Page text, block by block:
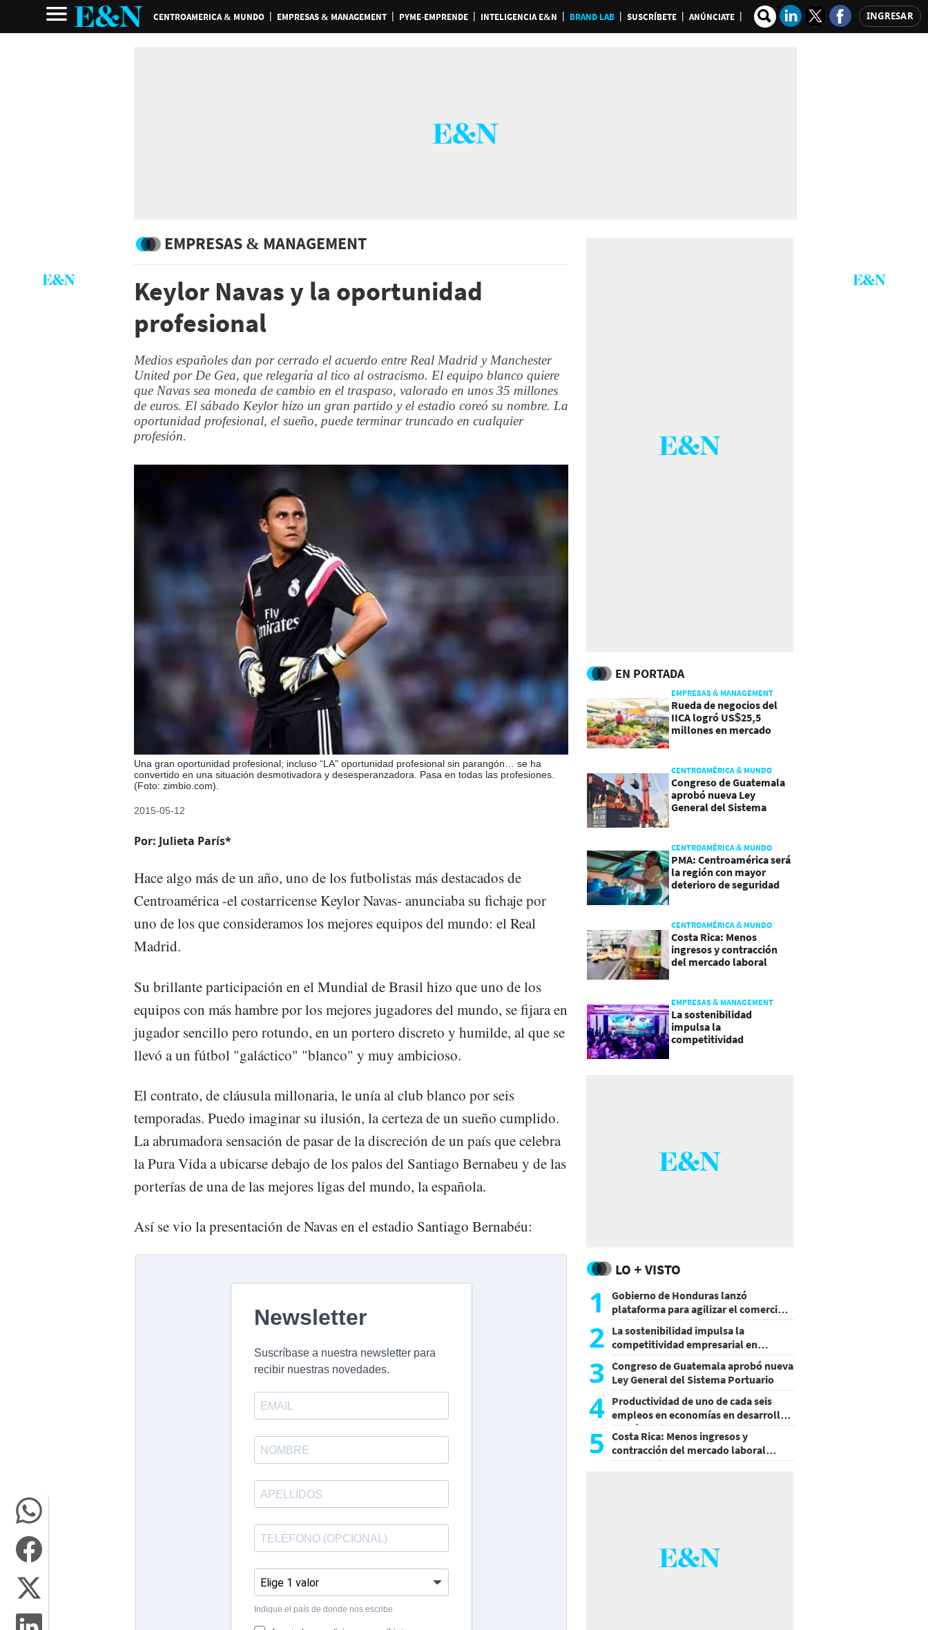
CENTROAMERICA & MUNDO EMPRESAS & MANAGEMENT PYME-EMPRENDE INTELIGENCIA E&N BRAND LAB SUSCRÍBETE ANÚNCIATE INGRESAR
EMPRESAS & MANAGEMENT
Keylor Navas y la oportunidad
profesional
Medios españoles dan por cerrado el acuerdo entre Real Madrid y Manchester
United por De Gea, que relegaría al tico al ostracismo. El equipo blanco quiere
que Navas sea moneda de cambio en el traspaso, valorado en unos 35 millones
de euros. El sábado Keylor hizo un gran partido y el estadio coreó su nombre. La
oportunidad profesional, el sueño, puede terminar truncado en cualquier
profesión.
Una gran oportunidad profesional; incluso “LA” oportunidad profesional sin parangón… se ha
convertido en una situación desmotivadora y desesperanzadora. Pasa en todas las profesiones.
(Foto: zimbio.com).
2015-05-12
Por: Julieta París*
Hace algo más de un año, uno de los futbolistas más destacados de
Centroamérica -el costarricense Keylor Navas- anunciaba su fichaje por
uno de los que consideramos los mejores equipos del mundo: el Real
Madrid.
Su brillante participación en el Mundial de Brasil hizo que uno de los
equipos con más hambre por los mejores jugadores del mundo, se fijara en
jugador sencillo pero rotundo, en un portero discreto y humilde, al que se
llevó a un fútbol "galáctico" "blanco" y muy ambicioso.
El contrato, de cláusula millonaria, le unía al club blanco por seis
temporadas. Puedo imaginar su ilusión, la certeza de un sueño cumplido.
La abrumadora sensación de pasar de la discreción de un país que celebra
la Pura Vida a ubicarse debajo de los palos del Santiago Bernabeu y de las
porterías de una de las mejores ligas del mundo, la española.
Así se vio la presentación de Navas en el estadio Santiago Bernabéu:
EN PORTADA
EMPRESAS & MANAGEMENT
Rueda de negocios del
IICA logró US$25,5
millones en mercado
CENTROAMÉRICA & MUNDO
Congreso de Guatemala
aprobó nueva Ley
General del Sistema
CENTROAMÉRICA & MUNDO
PMA: Centroamérica será
la región con mayor
deterioro de seguridad
CENTROAMÉRICA & MUNDO
Costa Rica: Menos
ingresos y contracción
del mercado laboral
EMPRESAS & MANAGEMENT
La sostenibilidad
impulsa la
competitividad
LO + VISTO
1
Gobierno de Honduras lanzó
plataforma para agilizar el comercio
exterior
2 La sostenibilidad impulsa la
competitividad empresarial en
Guatemala
3 Congreso de Guatemala aprobó nueva
Ley General del Sistema Portuario
4 Productividad de uno de cada seis
empleos en economías en desarrollo
podría mejorar por la IA
5
Costa Rica: Menos ingresos y
contracción del mercado laboral
causan baja del consumo